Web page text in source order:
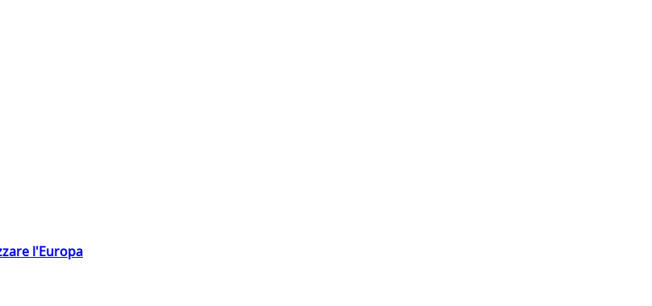
l'Europa